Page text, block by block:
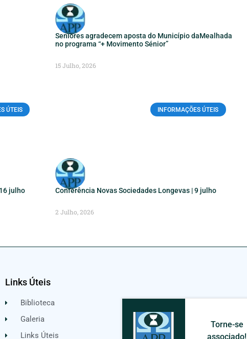
Seniores agradecem aposta do Município daMealhada
no programa “+ Movimento Sénior”
15 Julho, 2026
ÚTEIS
julho
INFORMAÇÕES ÚTEIS
Conferência Novas Sociedades Longevas | 9 julho
2 Julho, 2026
Links Úteis
Biblioteca
Galeria
Links Úteis
Torne-se
associado!